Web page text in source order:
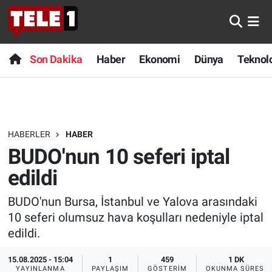
Son Dakika Haber Ekonomi Dünya
HABERLER HABER
BUDO'nun 10 seferi iptal
edildi
BUDO'nun Bursa, İstanbul ve Yalova arasındaki
10 seferi olumsuz hava koşulları nedeniyle iptal
edildi.
15.08.2025 - 15:04
YAYINLANMA
1
PAYLAŞIM
459
GÖSTERIM
1 DK
OKUNMA SÜRESI
Anında Manşet
Başka Sohbetler
Bilim turu
Bilim ve Teknoloji Evreni
Doğa Konuşuyor
Dünya
Ege Saati
Son Dakika
Haber
Dünya
Teknoloji
Sağlık
Spor
Yayın Akışı
Nöbetçi Eczaneler
Hava Durumu
Trafik Durumu
Süper Lig Puan Durumu ve Fikstür
Tüm Manşetler
Son Dakika Haberleri
Haber Arşivi